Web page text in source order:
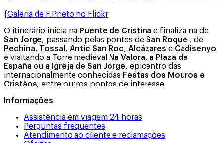
{Galeria de F.Prieto no Flickr
O itinerário inicia na Puente de Cristina e finaliza na de
San Jorge, passando pelas pontes de San Roque , de
Pechina, Tossal , Antic San Roc, Alcázares e Cadisenyo
e visitando a Torre medieval
Na Valora, a Plaza de
España ou a Igreja de San Jorge, epicentro das
internacionalmente conhecidas Festas dos Mouros e
Cristãos, entre outros pontos de interesse.
Informações
Assistência em viagem 24 horas
Perguntas frequentes
Atendimento ao cliente e reclamações